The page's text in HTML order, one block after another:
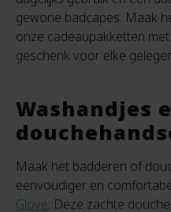
gewone badcapes. Maak
onze cadeaupakketten
geschenk voor elke
Washandjes
Maak het badderen of
eenvoudiger en
Glove. Deze zachte